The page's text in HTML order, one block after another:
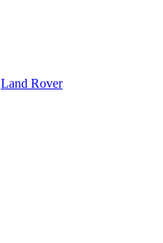
Land Rover